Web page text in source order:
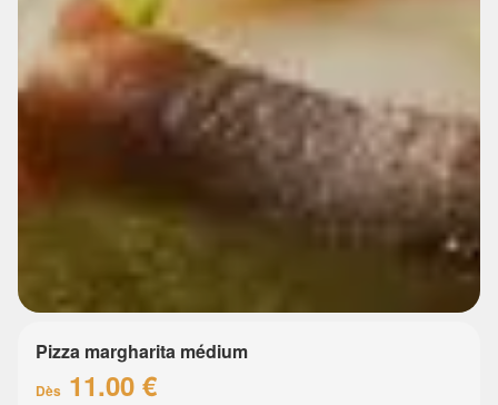
Pizza margharita médium
Dès 11.00 €